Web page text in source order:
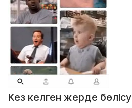
Кез келген жерде бөлісу